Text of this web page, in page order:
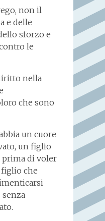
non il
e delle
sforzo e
le
nella
che sono
un cuore
un figlio
prima di voler
che
senza